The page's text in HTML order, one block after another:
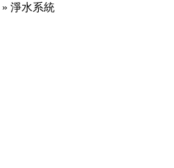
» 淨水系統